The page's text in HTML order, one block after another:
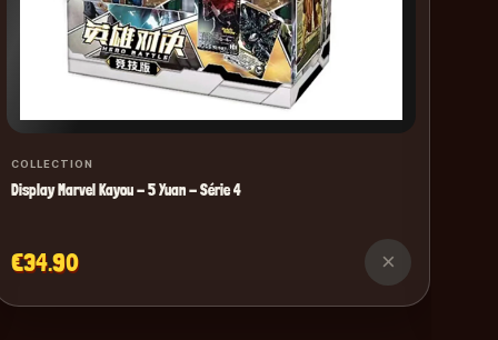
COLLECTION
Display Marvel Kayou - 5 Yuan - Série 4
€34.90 ×